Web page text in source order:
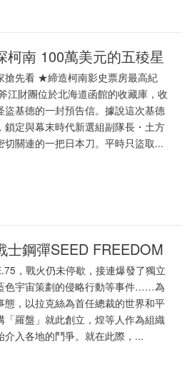
柯南 100萬美元的五稜星
搶先看 ★締造柯南影史票房最高紀
江財團位於北海道函館的收藏庫，收
盜基德的一封預告信。據說這次基德
鎖定與幕末時代新選組副隊長・土方
切關連的一把日本刀。平時只盜取...
士鋼彈SEED FREEDOM
，戰火仍未停歇，接連爆發了獨立
色宇宙策劃的侵略行動等事件……為
態，以拉克絲為首任總裁的世界和平
「羅盤」就此創立，煌等人作為組織
介入各地的鬥爭。就在此際，...